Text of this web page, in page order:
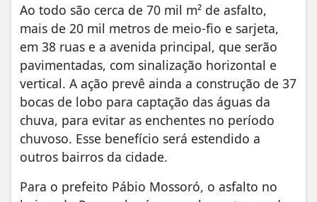
Ao todo são cerca de 70 mil m² de asfalto,
mais de 20 mil metros de meio-fio e sarjeta,
em 38 ruas e a avenida principal, que serão
pavimentadas, com sinalização horizontal e
vertical. A ação prevê ainda a construção de 37
bocas de lobo para captação das águas da
chuva, para evitar as enchentes no período
chuvoso. Esse benefício será estendido a
outros bairros da cidade.
Para o prefeito Pábio Mossoró, o asfalto no